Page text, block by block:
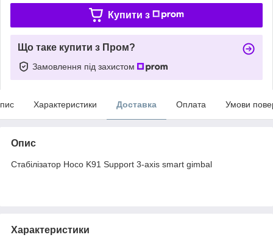
Купити з
Що таке купити з Пром?
Замовлення під захистом
Характеристики Доставка Оплата Умови
Опис
Стабілізатор Hoco K91 Support 3-axis smart gimbal
Характеристики